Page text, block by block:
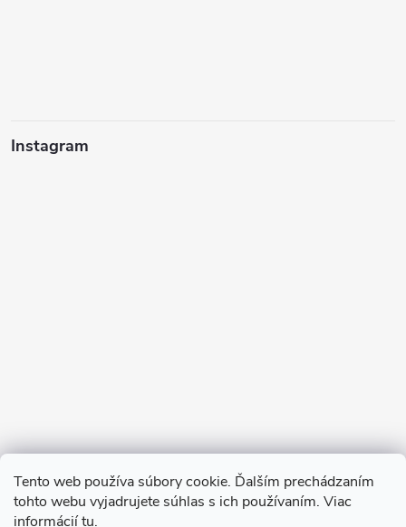
Tento web používa súbory cookie. Ďalším prechádzaním
tohto webu vyjadrujete súhlas s ich používaním. Viac
informáciítu.
Instagram
Sledovať na Instagrame